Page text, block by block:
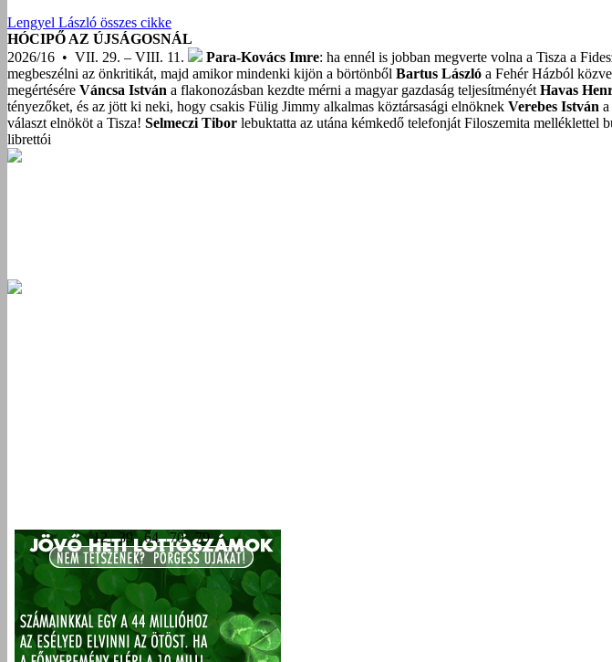
Lengyel László összes cikke
HÓCIPŐ AZ ÚJSÁGOSNÁL
2026/16 • VII. 29. – VIII. 11.
Para-Kovács Imre: ha ennél is jobban megverte volna a Tisza a
megbeszélni az önkritikát, majd amikor mindenki kijön a börtönből Bartus László a Fehér Házból
megértésére Váncsa István a flakonozásban kezdte mérni a magyar gazdaság teljesítményét Havas
tényezőket, és az jött ki neki, hogy csakis Fülig Jimmy alkalmas köztársasági elnöknek Verebes István
választ elnököt a Tisza! Selmeczi Tibor lebuktatta az utána kémkedő telefonját Filoszemita melléklettel
librettói